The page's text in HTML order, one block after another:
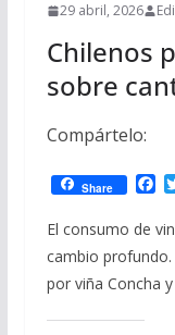
29 abril, 2026
Chilenos
sobre
Compártelo:
Share
F
c
e
b
o
o
El consumo de
cambio
por viña Concha y